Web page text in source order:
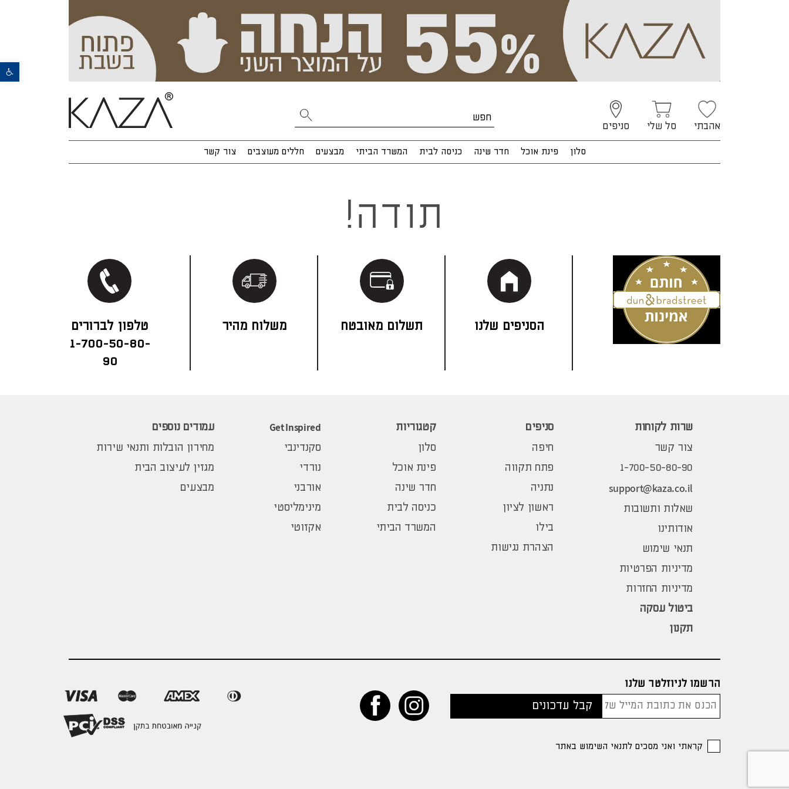
פתח סרגל נגישות
אהבתי סל שלי סניפים
סלון פינת אוכל חדר שינה כניסה לבית המשרד הביתי מבצעים חללים מעוצבים צור קשר
!תודה
הסניפים שלנו תשלום מאובטח משלוח מהיר
1-700-50-80-
90
שרות לקוחות
צור קשר
1-700-50-80-90
support@kaza.co.il
שאלות ותשובות
אודותינו
תנאי שימוש
מדיניות הפרטיות
מדיניות החזרות
ביטול עסקה
תקנון
סניפים
חיפה
פתח תקווה
נתניה
ראשון לציון
בילו
הצהרת נגישות
קטגוריות
סלון
פינת אוכל
חדר שינה
כניסה לבית
המשרד הביתי
Get Inspired
סקנדינבי
נורדי
אורבני
מינימליסטי
אקזוטי
עמודים נוספים
מחירון הובלות ותנאי שירות
מגזין לעיצוב הבית
מבצעים
הרשמו לניוזלטר שלנו
קראתי ואני מסכים לתנאי השימוש באתר